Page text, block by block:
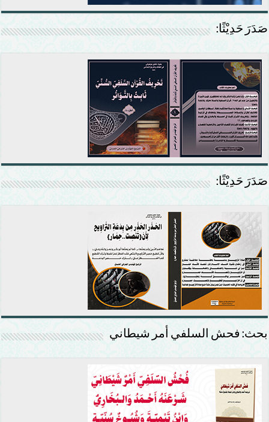
صَدَرَ حَدِيْثًا:
صَدَرَ حَدِيْثًا:
بحث: فحش السلفي أمر شيطاني